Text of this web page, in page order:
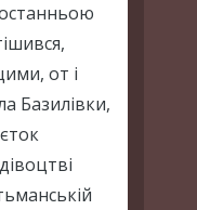
от і
Базилівки,